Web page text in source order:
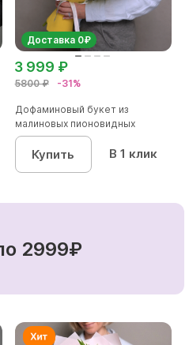
Доставка 0₽
5800 ₽ -31%
3 999 ₽
Дофаминовый букет из
малиновых пионовидных
кустовых роз...
Купить В 1 клик
2999₽